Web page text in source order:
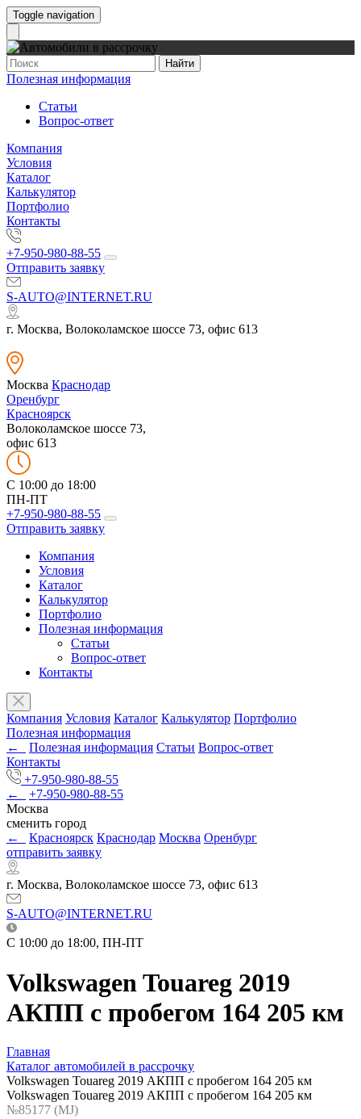
Toggle navigation
Найти
Полезная информация
Статьи
Вопрос-ответ
Компания
Условия
Каталог
Калькулятор
Портфолио
Контакты
+7-950-980-88-55
Отправить заявку
S-AUTO@INTERNET.RU
г. Москва, Волоколамское шоссе 73, офис 613
Москва Краснодар
Оренбург
Красноярск
Волоколамское шоссе 73,
офис 613
C 10:00 до 18:00
ПН-ПТ
+7-950-980-88-55
Отправить заявку
Компания
Условия
Каталог
Калькулятор
Портфолио
Полезная информация
Статьи
Вопрос-ответ
Контакты
Компания Условия Каталог Калькулятор Портфолио
Полезная информация
←
Полезная информация Статьи Вопрос-ответ
Контакты
+7-950-980-88-55
←
+7-950-980-88-55
Москва
сменить город
←
Красноярск Краснодар Москва Оренбург
отправить заявку
г. Москва, Волоколамское шоссе 73, офис 613
S-AUTO@INTERNET.RU
C 10:00 до 18:00, ПН-ПТ
Volkswagen Touareg 2019
АКПП с пробегом 164 205 км
Главная
Каталог автомобилей в рассрочку
Volkswagen Touareg 2019 АКПП с пробегом 164 205 км
Volkswagen Touareg 2019 АКПП с пробегом 164 205 км
№85177 (МJ)